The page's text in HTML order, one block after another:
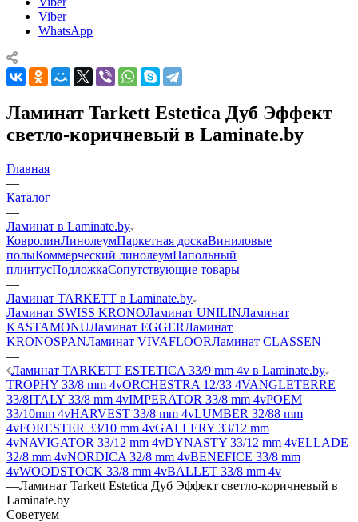
Viber
WhatsApp
Ламинат Tarkett Estetica Дуб Эффект
светло-коричневый в Laminate.by
Главная
—
Каталог
—
Ламинат в Laminate.by
КовролинЛинолеумПаркетная доскаВиниловые
полыКоммерческий линолеумНапольный
плинтусПодложкаСопутствующие товары
—
Ламинат TARKETT в Laminate.by
Ламинат SWISS KRONOЛаминат UNILINЛаминат
KASTAMONUЛаминат EGGERЛаминат
KRONOSPANЛаминат VIVAFLOORЛаминат CLASSEN
—
Ламинат TARKETT ESTETICA 33/9 mm 4v в Laminate.by
TROPHY 33/8 mm 4vORCHESTRA 12/33 4VANGLETERRE
33/8ITALY 33/8 mm 4vIMPERATOR 33/8 mm 4vPOEM
33/10mm 4vHARVEST 33/8 mm 4vLUMBER 32/88 mm
4vFORESTER 33/10 mm 4vGALLERY 33/12 mm
4vNAVIGATOR 33/12 mm 4vDYNASTY 33/12 mm 4vELLADE
32/8 mm 4vNORDICA 32/8 mm 4vBENEFICE 33/8 mm
4vWOODSTOCK 33/8 mm 4vBALLET 33/8 mm 4v
—Ламинат Tarkett Estetica Дуб Эффект светло-коричневый в
Laminate.by
Советуем